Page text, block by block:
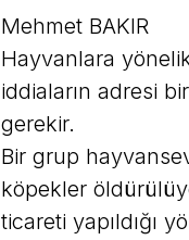
Mehmet BAKIR
Hayvanlara
iddiaların adresi
gerekir.
Bir grup
köpekler
ticareti yapıldığı